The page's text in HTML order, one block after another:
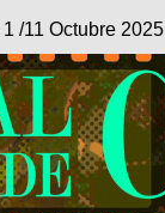
1 /11 Octubre 2025